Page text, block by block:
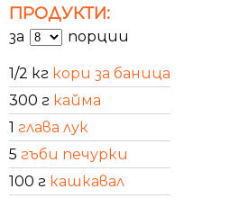
ПРОДУКТИ:
за порции
1/2 кг кори за баница
300 г кайма
1 глава лук
5 гъби печурки
100 г кашкавал